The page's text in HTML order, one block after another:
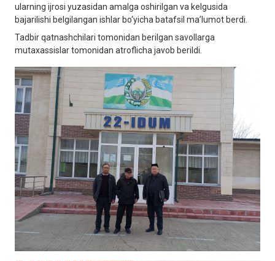
ularning ijrosi yuzasidan amalga oshirilgan va kelgusida
bajarilishi belgilangan ishlar bo‘yicha batafsil maʼlumot berdi.
Tadbir qatnashchilari tomonidan berilgan savollarga
mutaxassislar tomonidan atroflicha javob berildi.